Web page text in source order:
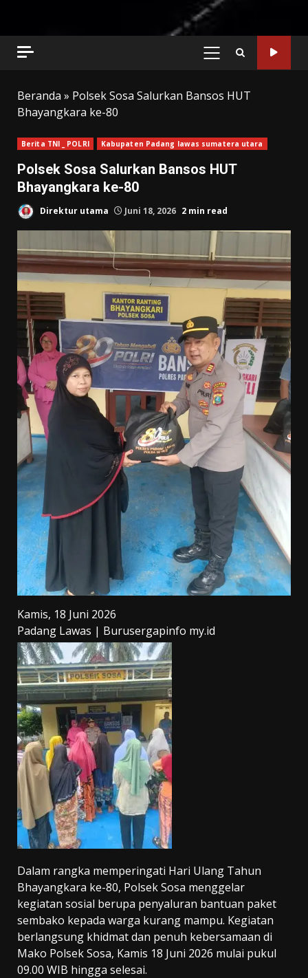
PRIMARY
Beranda » Polsek Sosa Salurkan Bansos HUT
Bhayangkara ke-80
Berita TNI _ POLRI Kabupaten Padang lawas sumatera utara
Polsek Sosa Salurkan Bansos HUT
Bhayangkara ke-80
Direktur utama Juni 18, 2026 2 min read
Kamis, 18 Juni 2026
Padang Lawas | Burusergapinfo my.id
Dalam rangka memperingati Hari Ulang Tahun
Bhayangkara ke-80, Polsek Sosa menggelar
kegiatan sosial berupa penyaluran bantuan paket
sembako kepada warga kurang mampu. Kegiatan
berlangsung khidmat dan penuh kebersamaan di
Mako Polsek Sosa, Kamis 18 Juni 2026 mulai pukul
09.00 WIB hingga selesai.